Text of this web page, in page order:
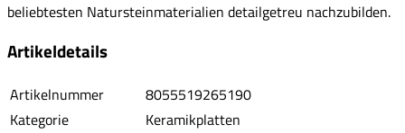
beliebtesten Natursteinmaterialien detailgetreu nachzubilden.
Artikeldetails
Artikelnummer
8055519265190
Kategorie
Keramikplatten